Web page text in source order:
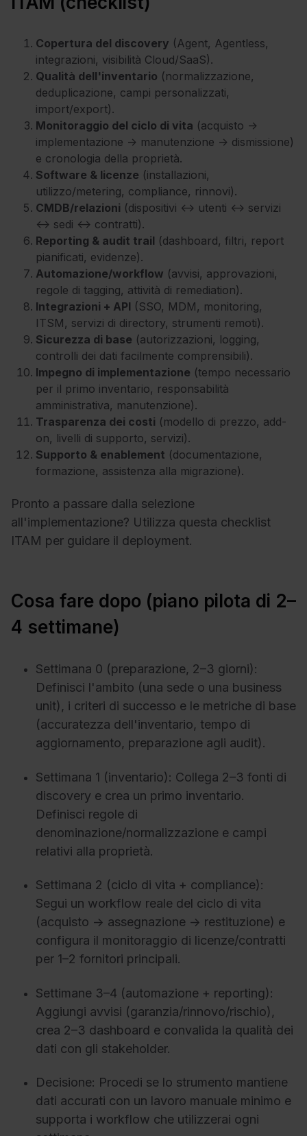
Copertura del discovery (Agent, Agentless,
integrazioni, visibilità Cloud/SaaS).
Qualità dell'inventario (normalizzazione,
deduplicazione, campi personalizzati,
import/export).
Monitoraggio del ciclo di vita (acquisto →
implementazione → manutenzione → dismissione)
e cronologia della proprietà.
Software & licenze (installazioni,
utilizzo/metering, compliance, rinnovi).
CMDB/relazioni (dispositivi ↔ utenti ↔ servizi
↔ sedi ↔ contratti).
Reporting & audit trail (dashboard, filtri, report
pianificati, evidenze).
Automazione/workflow (avvisi, approvazioni,
regole di tagging, attività di remediation).
Integrazioni + API (SSO, MDM, monitoring,
ITSM, servizi di directory, strumenti remoti).
Sicurezza di base (autorizzazioni, logging,
controlli dei dati facilmente comprensibili).
Impegno di implementazione (tempo necessario
per il primo inventario, responsabilità
amministrativa, manutenzione).
Trasparenza dei costi (modello di prezzo, add-
on, livelli di supporto, servizi).
Supporto & enablement (documentazione,
formazione, assistenza alla migrazione).
Pronto a passare dalla selezione
all'implementazione? Utilizza questa checklist
ITAM per guidare il deployment.
Cosa fare dopo (piano pilota di 2–
4 settimane)
Settimana 0 (preparazione, 2–3 giorni):
Definisci l'ambito (una sede o una business
unit), i criteri di successo e le metriche di base
(accuratezza dell'inventario, tempo di
aggiornamento, preparazione agli audit).
Settimana 1 (inventario): Collega 2–3 fonti di
discovery e crea un primo inventario.
Definisci regole di
denominazione/normalizzazione e campi
relativi alla proprietà.
Settimana 2 (ciclo di vita + compliance):
Segui un workflow reale del ciclo di vita
(acquisto → assegnazione → restituzione) e
configura il monitoraggio di licenze/contratti
per 1–2 fornitori principali.
Settimane 3–4 (automazione + reporting):
Aggiungi avvisi (garanzia/rinnovo/rischio),
crea 2–3 dashboard e convalida la qualità dei
dati con gli stakeholder.
Decisione: Procedi se lo strumento mantiene
dati accurati con un lavoro manuale minimo e
supporta i workflow che utilizzerai ogni